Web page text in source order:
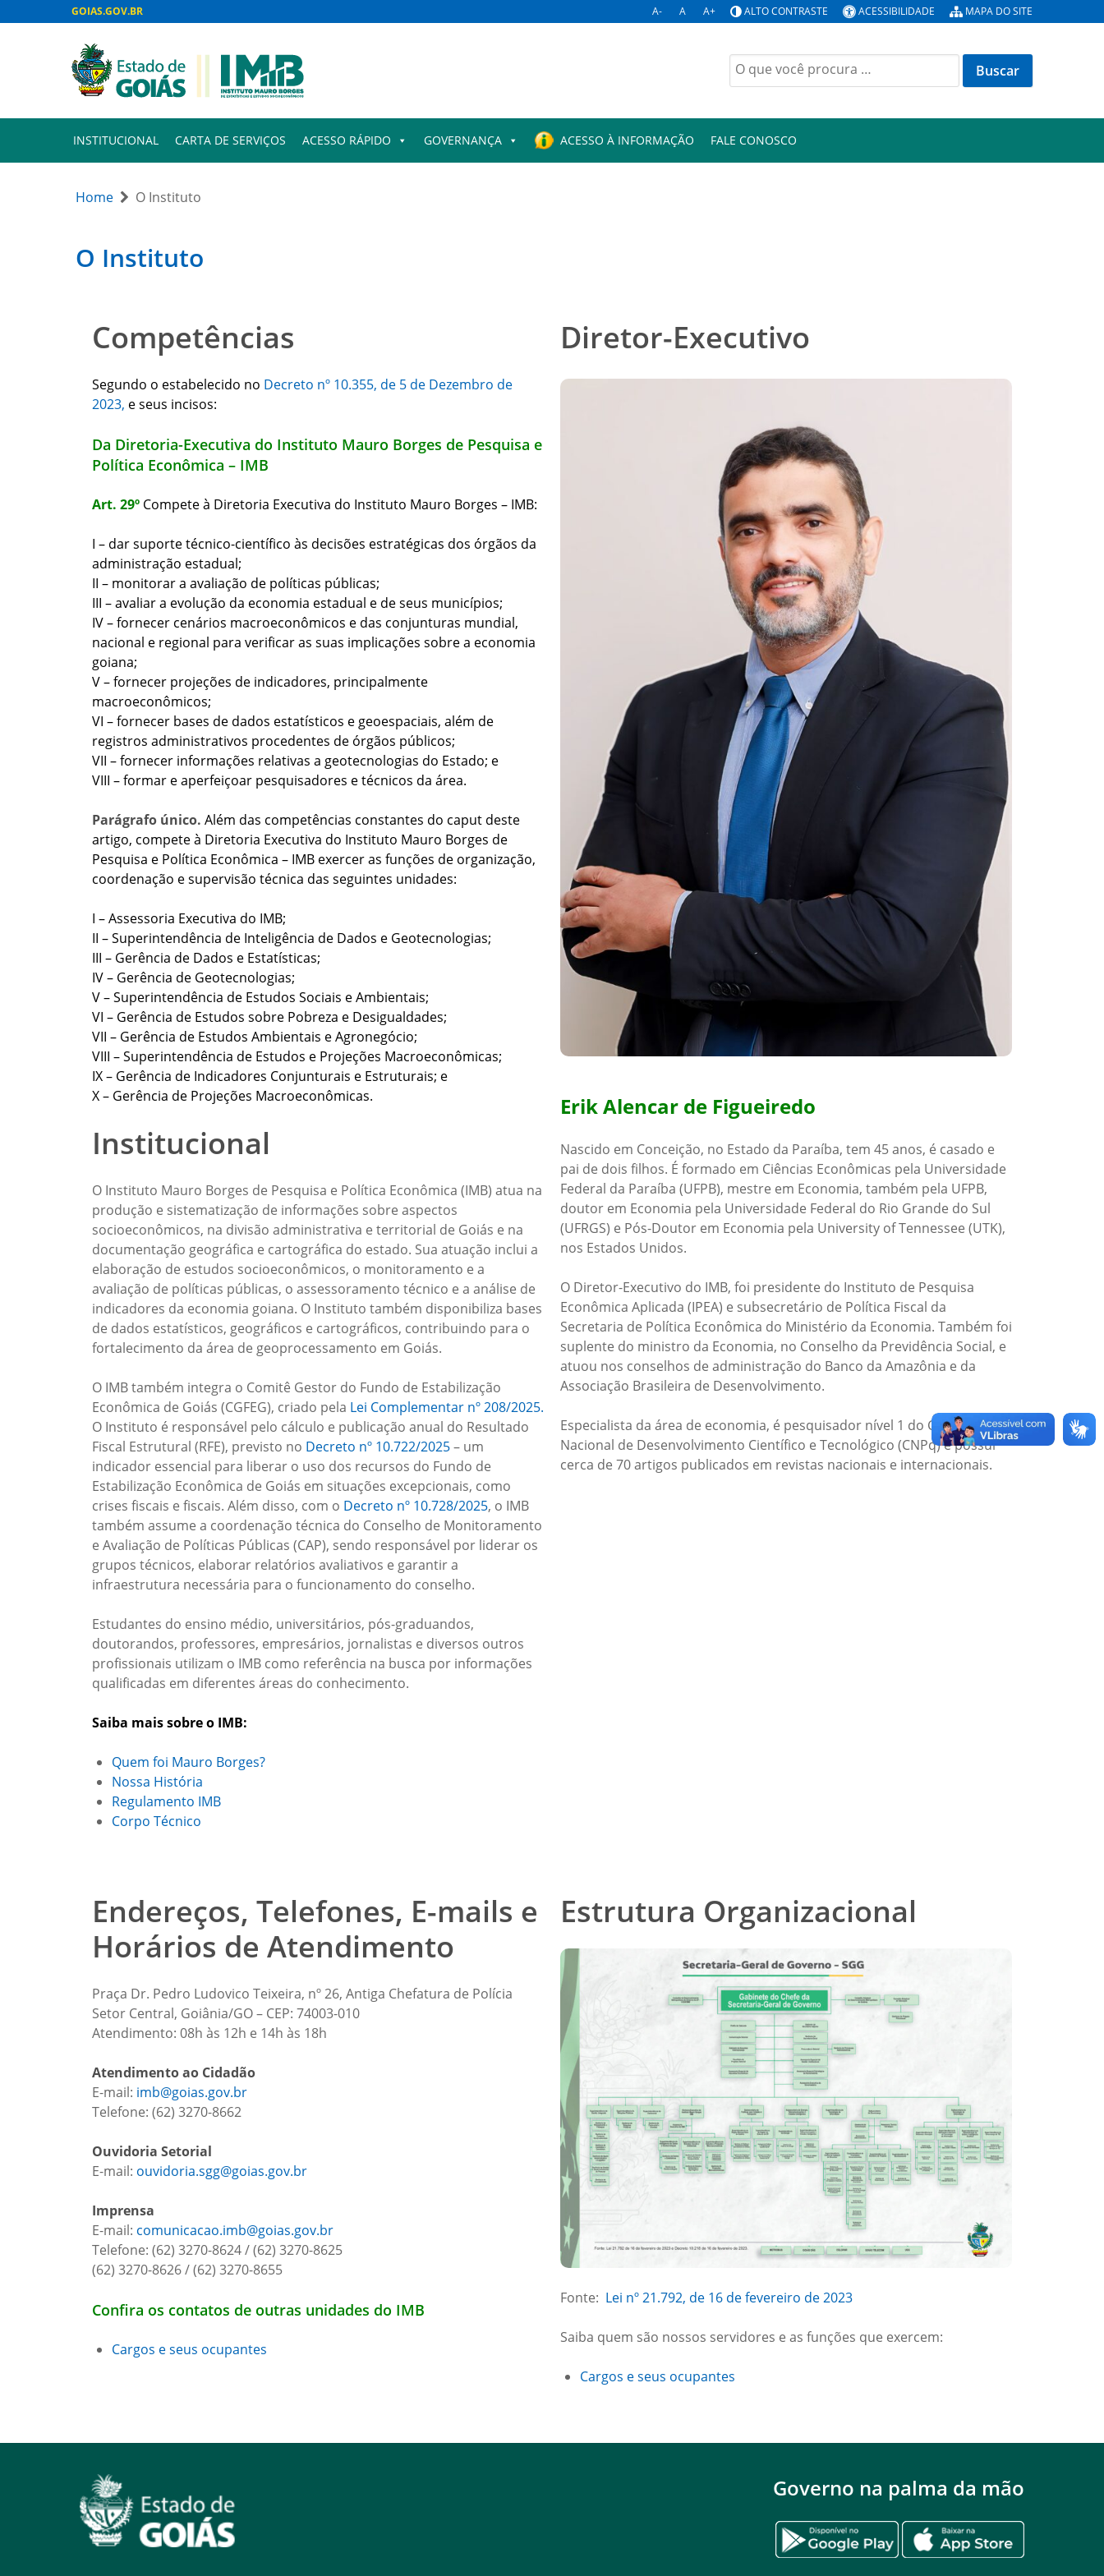
GOIAS.GOV.BR A- A A+ ALTO CONTRASTE ACESSIBILIDADE MAPA DO SITE
INSTITUCIONAL CARTA DE SERVIÇOS ACESSO RÁPIDO GOVERNANÇA ACESSO À INFORMAÇÃO FALE CONOSCO
Home O Instituto
O Instituto
Competências
Segundo o estabelecido no Decreto nº 10.355, de 5 de Dezembro de
2023, e seus incisos:
Da Diretoria-Executiva do Instituto Mauro Borges de Pesquisa e
Política Econômica – IMB
Art. 29º Compete à Diretoria Executiva do Instituto Mauro Borges – IMB:
I – dar suporte técnico-científico às decisões estratégicas dos órgãos da
administração estadual;
II – monitorar a avaliação de políticas públicas;
III – avaliar a evolução da economia estadual e de seus municípios;
IV – fornecer cenários macroeconômicos e das conjunturas mundial,
nacional e regional para verificar as suas implicações sobre a economia
goiana;
V – fornecer projeções de indicadores, principalmente
macroeconômicos;
VI – fornecer bases de dados estatísticos e geoespaciais, além de
registros administrativos procedentes de órgãos públicos;
VII – fornecer informações relativas a geotecnologias do Estado; e
VIII – formar e aperfeiçoar pesquisadores e técnicos da área.
Parágrafo único. Além das competências constantes do caput deste
artigo, compete à Diretoria Executiva do Instituto Mauro Borges de
Pesquisa e Política Econômica – IMB exercer as funções de organização,
coordenação e supervisão técnica das seguintes unidades:
I – Assessoria Executiva do IMB;
II – Superintendência de Inteligência de Dados e Geotecnologias;
III – Gerência de Dados e Estatísticas;
IV – Gerência de Geotecnologias;
V – Superintendência de Estudos Sociais e Ambientais;
VI – Gerência de Estudos sobre Pobreza e Desigualdades;
VII – Gerência de Estudos Ambientais e Agronegócio;
VIII – Superintendência de Estudos e Projeções Macroeconômicas;
IX – Gerência de Indicadores Conjunturais e Estruturais; e
X – Gerência de Projeções Macroeconômicas.
Institucional
O Instituto Mauro Borges de Pesquisa e Política Econômica (IMB) atua na
produção e sistematização de informações sobre aspectos
socioeconômicos, na divisão administrativa e territorial de Goiás e na
documentação geográfica e cartográfica do estado. Sua atuação inclui a
elaboração de estudos socioeconômicos, o monitoramento e a
avaliação de políticas públicas, o assessoramento técnico e a análise de
indicadores da economia goiana. O Instituto também disponibiliza bases
de dados estatísticos, geográficos e cartográficos, contribuindo para o
fortalecimento da área de geoprocessamento em Goiás.
O IMB também integra o Comitê Gestor do Fundo de Estabilização
Econômica de Goiás (CGFEG), criado pela Lei Complementar nº 208/2025.
O Instituto é responsável pelo cálculo e publicação anual do Resultado
Fiscal Estrutural (RFE), previsto no Decreto nº 10.722/2025– um
indicador essencial para liberar o uso dos recursos do Fundo de
Estabilização Econômica de Goiás em situações excepcionais, como
crises fiscais e fiscais. Além disso, com o Decreto nº 10.728/2025, o IMB
também assume a coordenação técnica do Conselho de Monitoramento
e Avaliação de Políticas Públicas (CAP), sendo responsável por liderar os
grupos técnicos, elaborar relatórios avaliativos e garantir a
infraestrutura necessária para o funcionamento do conselho.
Estudantes do ensino médio, universitários, pós-graduandos,
doutorandos, professores, empresários, jornalistas e diversos outros
profissionais utilizam o IMB como referência na busca por informações
qualificadas em diferentes áreas do conhecimento.
Saiba mais sobre o IMB:
Quem foi Mauro Borges?
Nossa História
Regulamento IMB
Corpo Técnico
Diretor-Executivo
Erik Alencar de Figueiredo
Nascido em Conceição, no Estado da Paraíba, tem 45 anos, é casado e
pai de dois filhos. É formado em Ciências Econômicas pela Universidade
Federal da Paraíba (UFPB), mestre em Economia, também pela UFPB,
doutor em Economia pela Universidade Federal do Rio Grande do Sul
(UFRGS) e Pós-Doutor em Economia pela University of Tennessee (UTK),
nos Estados Unidos.
O Diretor-Executivo do IMB, foi presidente do Instituto de Pesquisa
Econômica Aplicada (IPEA) e subsecretário de Política Fiscal da
Secretaria de Política Econômica do Ministério da Economia. Também foi
suplente do ministro da Economia, no Conselho da Previdência Social, e
atuou nos conselhos de administração do Banco da Amazônia e da
Associação Brasileira de Desenvolvimento.
Especialista da área de economia, é pesquisador nível 1 do Conselho
Nacional de Desenvolvimento Científico e Tecnológico (CNPq) e possui
cerca de 70 artigos publicados em revistas nacionais e internacionais.
Endereços, Telefones, E-mails e
Horários de Atendimento
Praça Dr. Pedro Ludovico Teixeira, nº 26, Antiga Chefatura de Polícia
Setor Central, Goiânia/GO – CEP: 74003-010
Atendimento: 08h às 12h e 14h às 18h
Atendimento ao Cidadão
E-mail: imb@goias.gov.br
Telefone: (62) 3270-8662
Ouvidoria Setorial
E-mail: ouvidoria.sgg@goias.gov.br
Imprensa
E-mail: comunicacao.imb@goias.gov.br
Telefone: (62) 3270-8624 / (62) 3270-8625
(62) 3270-8626 / (62) 3270-8655
Confira os contatos de outras unidades do IMB
Cargos e seus ocupantes
Estrutura Organizacional
Fonte: Lei nº 21.792, de 16 de fevereiro de 2023
Saiba quem são nossos servidores e as funções que exercem:
Cargos e seus ocupantes
Governo na palma da mão